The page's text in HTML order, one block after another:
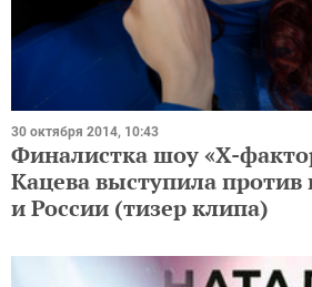
30 октября 2014, 10:43
Финалистка шоу «Х-
Кацева выступила
и России (тизер клипа)